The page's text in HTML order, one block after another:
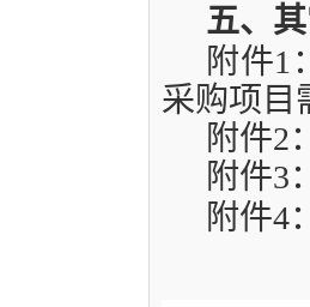
五、
附件1
采购项目
附件2
附件3
附件4